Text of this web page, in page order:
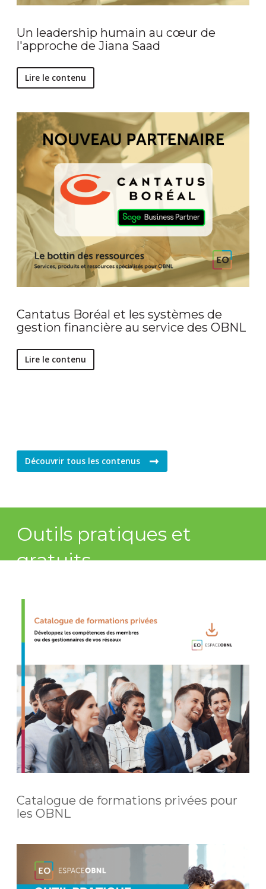
Un leadership humain au cœur de
l'approche de Jiana Saad
Lire le contenu
Cantatus Boréal et les systèmes de
gestion financière au service des OBNL
Lire le contenu
Découvrir tous les contenus
Outils pratiques et
gratuits
Catalogue de formations privées pour
les OBNL